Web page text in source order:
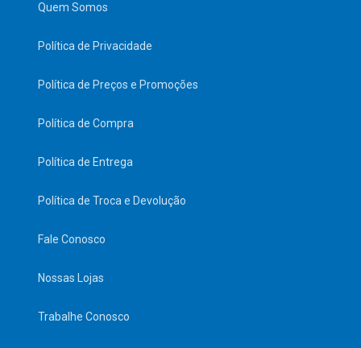
Quem Somos
Política de Privacidade
Política de Preços e Promoções
Política de Compra
Política de Entrega
Política de Troca e Devolução
Fale Conosco
Nossas Lojas
Trabalhe Conosco